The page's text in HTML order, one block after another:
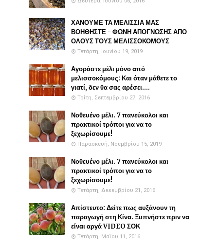
ΧΑΝΟΥΜΕ ΤΑ ΜΕΛΙΣΣΙΑ ΜΑΣ
ΒΟΗΘΗΣΤΕ - ΦΩΝΗ ΑΠΟΓΝΩΣΗΣ ΑΠΟ
ΟΛΟΥΣ ΤΟΥΣ ΜΕΛΙΣΣΟΚΟΜΟΥΣ
Τετάρτη, Ιουνίου 19, 2019
Αγοράστε μέλι μόνο από
μελισσοκόμους: Και όταν μάθετε το
γιατί, δεν θα σας αρέσει....
Τρίτη, Σεπτεμβρίου 27, 2016
Νοθευένο μέλι. 7 πανεύκολοι και
πρακτικοί τρόποι για να το
ξεχωρίσουμε!
Παρασκευή, Νοεμβρίου 15, 2019
Νοθευένο μέλι. 7 πανεύκολοι και
πρακτικοί τρόποι για να το
ξεχωρίσουμε!
Τετάρτη, Δεκεμβρίου 21, 2016
Απίστευτο: Δείτε πως αυξάνουν τη
παραγωγή στη Κίνα. Ξυπνήστε πριν να
είναι αργά VIDEO ΣΟΚ
Τετάρτη, Μαΐου 11, 2016